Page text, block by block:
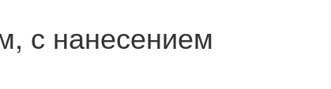
с нанесением